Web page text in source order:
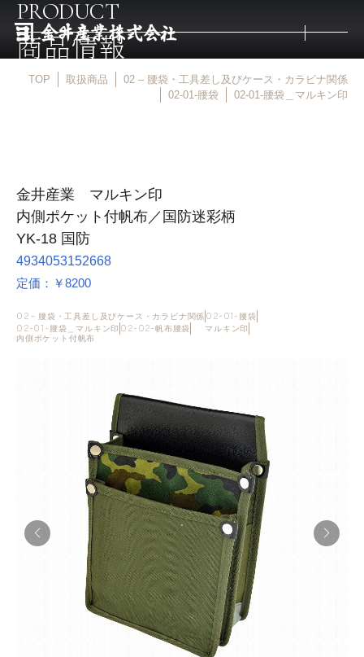
取扱メーカー
金井産業の強み
お問い合わせはこちら
PRODUCT
商品情報
TOP 取扱商品
02 – 腰袋・工具差し及びケース・カラビナ関係
02-01-腰袋
02-01-腰袋＿マルキン印
金井産業 マルキン印
内側ポケット付帆布／国防迷彩柄
YK-18 国防
4934053152668
定価：￥8200
02 – 腰袋・工具差し及びケース・カラビナ関係 02-01-腰袋
02-01-腰袋＿マルキン印 02-02-帆布腰袋
マルキン印
内側ポケット付帆布